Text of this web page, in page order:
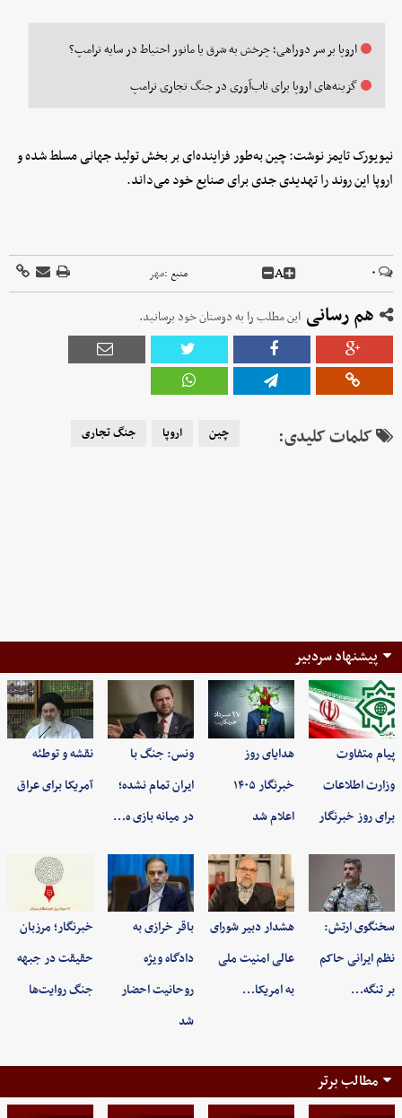
اروپا بر سر دوراهی؛ چرخش به شرق یا مانور احتیاط در سایه ترامپ؟
گزینه‌های اروپا برای تاب‌آوری در جنگ تجاری ترامپ
نیویورک تایمز نوشت: چین به‌طور فزاینده‌ای بر بخش تولید جهانی مسلط شده و
اروپا این روند را تهدیدی جدی برای صنایع خود می‌داند.
۰ A منبع :مهر
هم رسانی این مطلب را به دوستان خود برسانید.
کلمات کلیدی: چین اروپا جنگ تجاری
پیشنهاد سردبیر
پیام متفاوت
وزارت اطلاعات
برای روز خبرنگار
هدایای روز
خبرنگار ۱۴۰۵
اعلام شد
ونس: جنگ با
ایران تمام نشده؛
در میانه بازی ه…
نقشه و توطئه
آمریکا برای عراق
سخنگوی ارتش:
نظم ایرانی حاکم
بر تنگه…
هشدار دبیر شورای
عالی امنیت ملی
به امریکا…
باقر خرازی به
دادگاه ویژه
روحانیت احضار
شد
خبرنگار؛ مرزبان
حقیقت در جبهه
جنگ روایت‌ها
مطالب برتر